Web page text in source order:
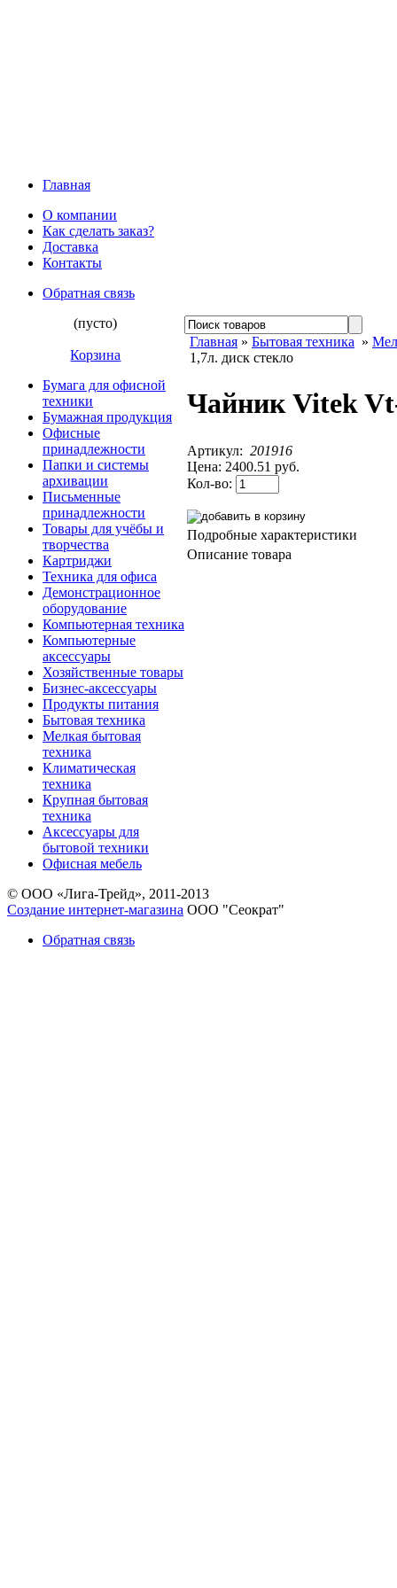
Главная
О компании
Как сделать заказ?
Доставка
Контакты
Обратная связь
(пусто)
Корзина
Бумага для офисной
техники
Бумажная продукция
Офисные
принадлежности
Папки и системы
архивации
Письменные
принадлежности
Товары для учёбы и
творчества
Картриджи
Техника для офиса
Демонстрационное
оборудование
Компьютерная техника
Компьютерные
аксессуары
Хозяйственные товары
Бизнес-аксессуары
Продукты питания
Бытовая техника
Мелкая бытовая
техника
Климатическая
техника
Крупная бытовая
техника
Аксессуары для
бытовой техники
Офисная мебель
Главная » Бытовая техника »
1,7л. диск стекло
Чайник Vitek
Артикул: 201916
Цена: 2400.51 руб.
Кол-во:
Подробные характеристики
Описание товара
© ООО «Лига-Трейд», 2011-2013
Создание интернет-магазина ООО "Сеократ"
Обратная связь